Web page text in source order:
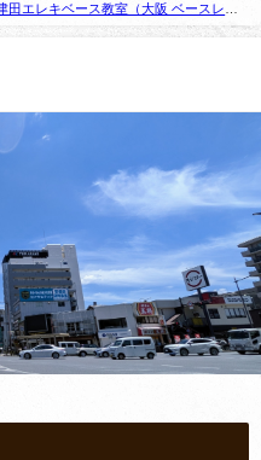
エレキベース教室（大阪 ベースレッ